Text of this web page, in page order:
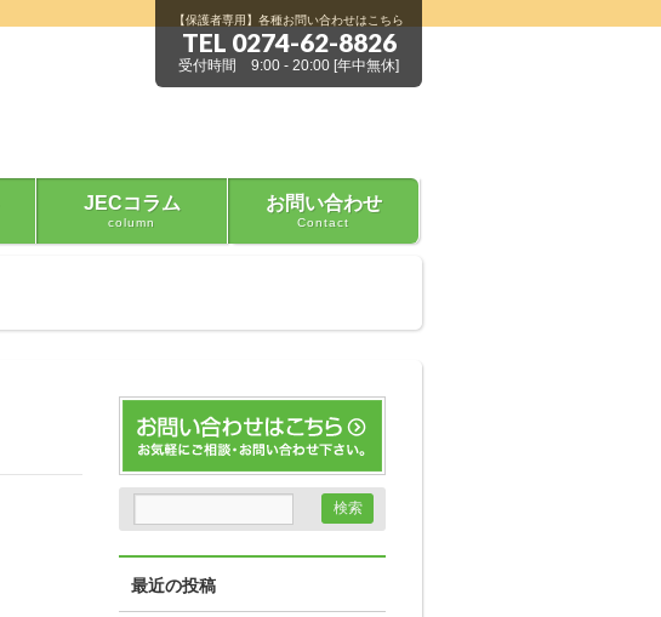
【保護者専用】各種お問い合わせはこちら
TEL 0274-62-8826
受付時間 9:00 - 20:00 [年中無休]
JECコラム
column
お問い合わせ
Contact
最近の投稿